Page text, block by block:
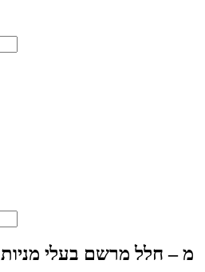
תקשורת בע;quot&מ – חלל מרשם בעלי מניות